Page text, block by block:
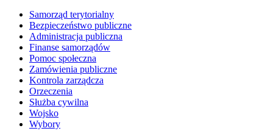
Samorząd terytorialny
Bezpieczeństwo publiczne
Administracja publiczna
Finanse samorządów
Pomoc społeczna
Zamówienia publiczne
Kontrola zarządcza
Orzeczenia
Służba cywilna
Wojsko
Wybory